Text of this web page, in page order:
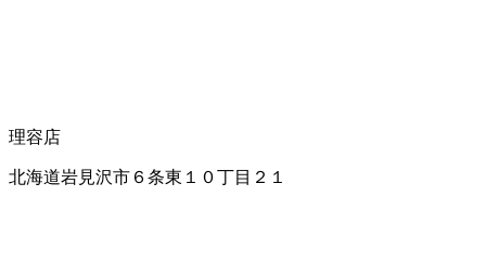
理容店
北海道岩見沢市６条東１０丁目２１